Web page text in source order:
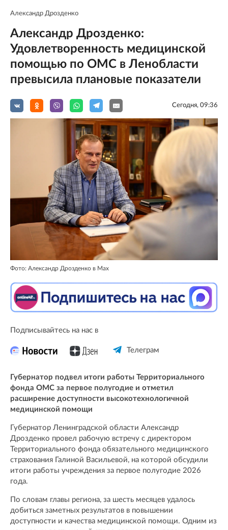
Александр Дрозденко
Александр Дрозденко:
Удовлетворенность медицинской
помощью по ОМС в Ленобласти
превысила плановые показатели
Сегодня, 09:36
Фото: Александр Дрозденко в Max
Подписывайтесь на нас в
Телеграм
Губернатор подвел итоги работы Территориального
фонда ОМС за первое полугодие и отметил
расширение доступности высокотехнологичной
медицинской помощи
Губернатор Ленинградской области Александр
Дрозденко провел рабочую встречу с директором
Территориального фонда обязательного медицинского
страхования Галиной Васильевой, на которой обсудили
итоги работы учреждения за первое полугодие 2026
года.
По словам главы региона, за шесть месяцев удалось
добиться заметных результатов в повышении
доступности и качества медицинской помощи. Одним из